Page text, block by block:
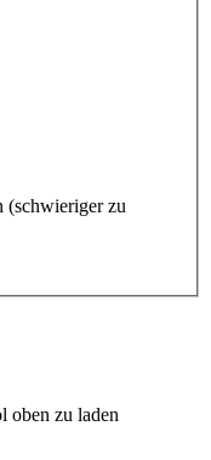
(schwieriger zu
oben zu laden